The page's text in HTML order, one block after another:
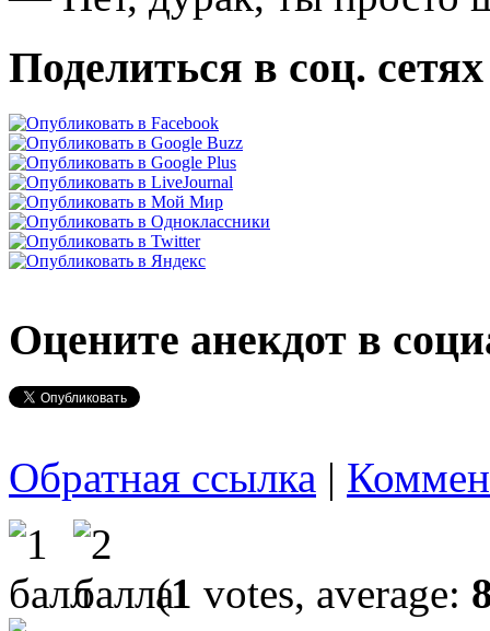
Поделиться в соц. сетях
Оцените анекдот в
Обратная ссылка |
(1 votes, average: